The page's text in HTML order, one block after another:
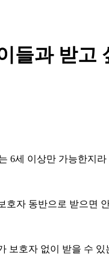
들과 받고
6세 이상만 가능한지라
호자 동반으로 받으면
보호자 없이 받을 수